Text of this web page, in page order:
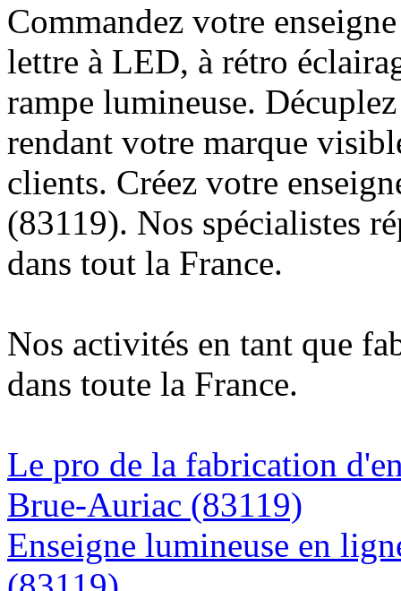
Commandez votre
lettre à LED, à rétro
rampe lumineuse.
rendant votre marque
clients. Créez votre
(83119). Nos spécialistes
dans tout la France.
Nos activités en tant que
dans toute la France.
Le pro de la fabrication
Brue-Auriac (83119)
Enseigne lumineuse en